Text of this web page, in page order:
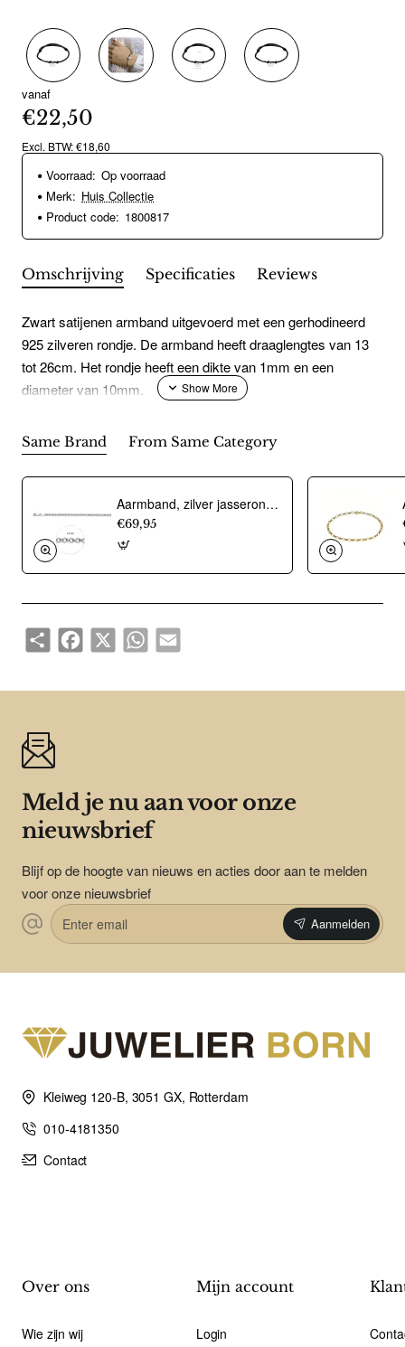
vanaf
€22,50
Excl. BTW: €18,60
Voorraad: Op voorraad
Merk: Huis Collectie
Product code: 1800817
Omschrijving Specificaties Reviews
Zwart satijenen armband uitgevoerd met een gerhodineerd
925 zilveren rondje. De armband heeft draaglengtes van 13
tot 26cm. Het rondje heeft een dikte van 1mm en een
diameter van 10mm.
Same Brand From Same Category
Aarmband, zilver jasseron 4,5mm. (lengte 18cm.) - 10274
€69,95
ShareFacebook
X WhatsAppEmail
Meld je nu aan voor onze
nieuwsbrief
Blijf op de hoogte van nieuws en acties door aan te melden
voor onze nieuwsbrief
Enter
email
Aanmelden
Kleiweg 120-B, 3051 GX, Rotterdam
010-4181350
Contact
Over ons
Wie zijn wij
Mijn account
Login